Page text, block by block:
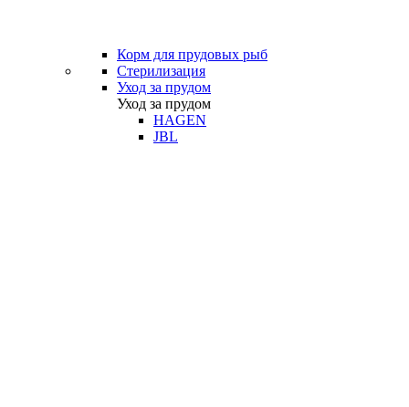
Корм для прудовых рыб
Стерилизация
Уход за прудом
Уход за прудом
HAGEN
JBL